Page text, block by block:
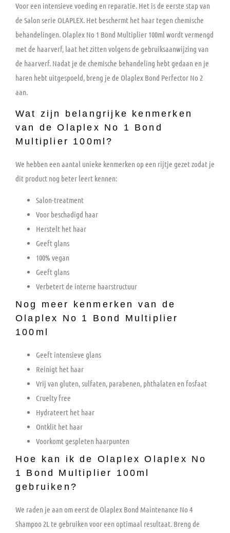
Voor een intensieve voeding en reparatie. Het is de eerste stap van
de Salon serie OLAPLEX. Het beschermt het haar tegen chemische
behandelingen. Olaplex No 1 Bond Multiplier 100ml wordt vermengd
met de haarverf, laat het zitten volgens de gebruiksaanwijzing van
de haarverf. Nadat je de chemische behandeling hebt gedaan en je
haren hebt uitgespoeld, breng je de Olaplex Bond Perfector No 2
aan.
Wat zijn belangrijke kenmerken
van de Olaplex No 1 Bond
Multiplier 100ml?
We hebben een aantal unieke kenmerken op een rijtje gezet zodat je
dit product nog beter leert kennen:
Salon-treatment
Voor beschadigd haar
Herstelt het haar
Geeft glans
100% vegan
Geeft glans
Verbetert de interne haarstructuur
Nog meer kenmerken van de
Olaplex No 1 Bond Multiplier
100ml
Geeft intensieve glans
Reinigt het haar
Vrij van gluten, sulfaten, parabenen, phthalaten en fosfaat
Cruelty free
Hydrateert het haar
Ontklit het haar
Voorkomt gespleten haarpunten
Hoe kan ik de Olaplex Olaplex No
1 Bond Multiplier 100ml
gebruiken?
We raden je aan om eerst de Olaplex Bond Maintenance No 4
Shampoo 2L te gebruiken voor een optimaal resultaat. Breng de